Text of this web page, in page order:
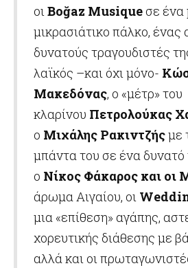
οιBoğaz Musiqueσε ένα
μικρασιάτικο πάλκο, ένας
δυνατούς τραγουδιστές
λαϊκός –και όχι μόνο-
Μακεδόνας, ο «μέτρ» του
κλαρίνου Πετρολούκας
ο Μιχάλης Ρακιντζήςμε
μπάντα του σε ένα δυνατό
ο Νίκος Φάκαρος και οι
άρωμα Αιγαίου, οι
μια «επίθεση» αγάπης,
χορευτικής διάθεσης με
αλλά και οι